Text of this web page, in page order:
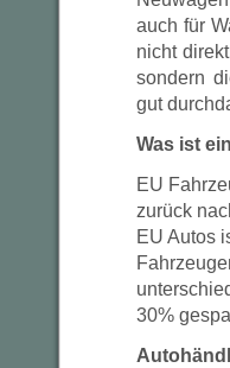
auch für
nicht
sondern
gut
Was ist
EU
zurück
EU Autos
30%